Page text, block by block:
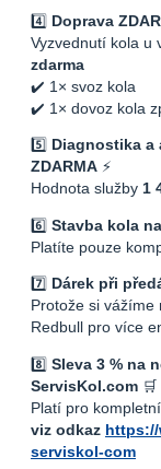
4️⃣ Doprava
Vyzvednutí kola u
zdarma
✔️ 1× svoz kola
✔️ 1× dovoz kola
5️⃣ Diagnostika
ZDARMA ⚡
Hodnota služby 1
6️⃣ Stavba kola
Platíte pouze
7️⃣ Dárek při
Protože si vážíme
Redbull pro více
8️⃣ Sleva 3 % na
ServisKol.com 🛒
Platí pro
viz odkaz
serviskol-com